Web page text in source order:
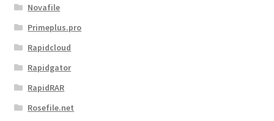
Novafile
Primeplus.pro
Rapidcloud
Rapidgator
RapidRAR
Rosefile.net